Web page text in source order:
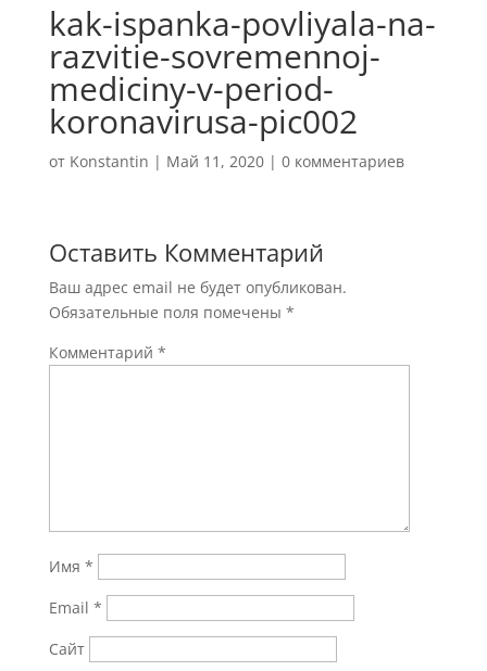
kak-ispanka-povliyala-na-
razvitie-sovremennoj-
mediciny-v-period-
koronavirusa-pic002
от Konstantin | Май 11, 2020| 0 комментариев
Оставить Комментарий
Ваш адрес email не будет опубликован.
Обязательные поля помечены *
Комментарий *
Имя *
Email *
Сайт